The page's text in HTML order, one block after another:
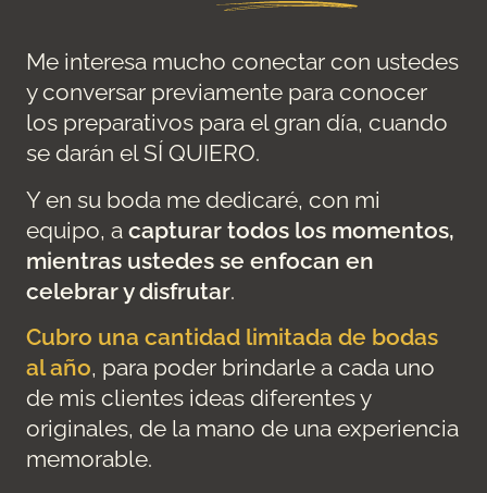
Me interesa mucho conectar con ustedes
y conversar previamente para conocer
los preparativos para el gran día, cuando
se darán el SÍ QUIERO.
Y en su boda me dedicaré, con mi
equipo, a capturar todos los momentos,
mientras ustedes se enfocan en
celebrar y disfrutar.
Cubro una cantidad limitada de bodas
al año, para poder brindarle a cada uno
de mis clientes ideas diferentes y
originales, de la mano de una experiencia
memorable.